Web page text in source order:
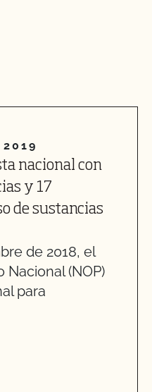
2019
nacional con
y 17
de sustancias
de 2018, el
Nacional (NOP)
para